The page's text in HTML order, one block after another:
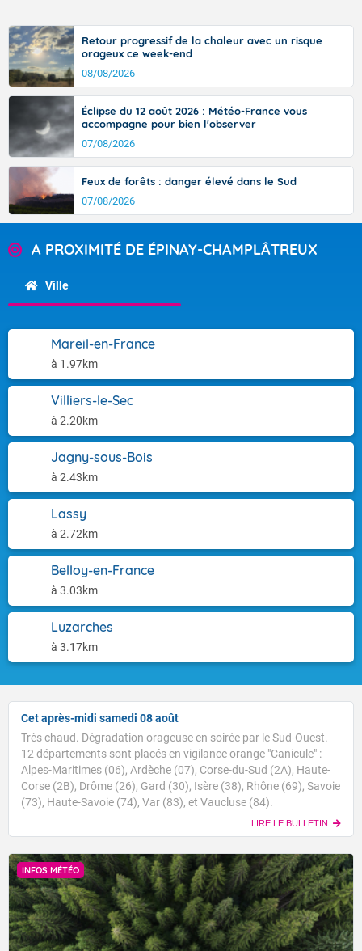
Retour progressif de la chaleur avec un risque
orageux ce week-end
08/08/2026
Éclipse du 12 août 2026 : Météo-France vous
accompagne pour bien l'observer
07/08/2026
Feux de forêts : danger élevé dans le Sud
07/08/2026
A PROXIMITÉ DE ÉPINAY-CHAMPLÂTREUX
Ville
Mareil-en-France
à 1.97km
Villiers-le-Sec
à 2.20km
Jagny-sous-Bois
à 2.43km
Lassy
à 2.72km
Belloy-en-France
à 3.03km
Luzarches
à 3.17km
Cet après-midi samedi 08 août
Très chaud. Dégradation orageuse en soirée par le Sud-Ouest.
12 départements sont placés en vigilance orange "Canicule" :
Alpes-Maritimes (06), Ardèche (07), Corse-du-Sud (2A), Haute-
Corse (2B), Drôme (26), Gard (30), Isère (38), Rhône (69), Savoie
(73), Haute-Savoie (74), Var (83), et Vaucluse (84).
LIRE LE BULLETIN
INFOS MÉTÉO